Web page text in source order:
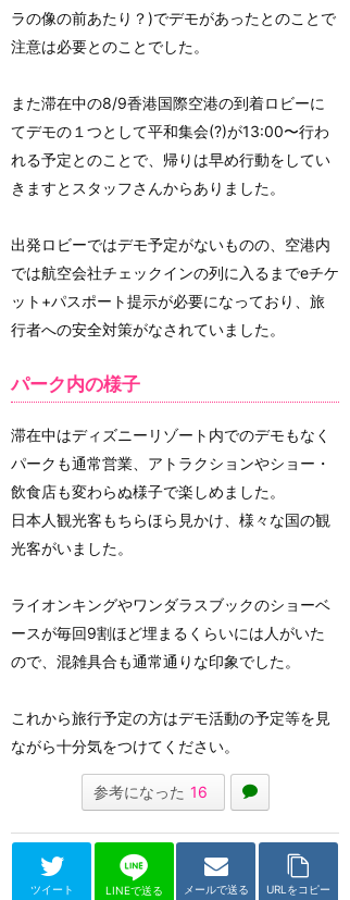
ラの像の前あたり？)でデモがあったとのことで
注意は必要とのことでした。
また滞在中の8/9香港国際空港の到着ロビーに
てデモの１つとして平和集会(?)が13:00〜行わ
れる予定とのことで、帰りは早め行動をしてい
きますとスタッフさんからありました。
出発ロビーではデモ予定がないものの、空港内
では航空会社チェックインの列に入るまでeチケ
ット+パスポート提示が必要になっており、旅
行者への安全対策がなされていました。
パーク内の様子
滞在中はディズニーリゾート内でのデモもなく
パークも通常営業、アトラクションやショー・
飲食店も変わらぬ様子で楽しめました。
日本人観光客もちらほら見かけ、様々な国の観
光客がいました。
ライオンキングやワンダラスブックのショーベ
ースが毎回9割ほど埋まるくらいには人がいた
ので、混雑具合も通常通りな印象でした。
これから旅行予定の方はデモ活動の予定等を見
ながら十分気をつけてください。
参考になった 16
ツイート LINEで送る メールで送る URLをコピー